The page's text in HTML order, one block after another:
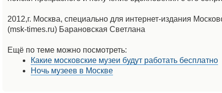
2012,г. Москва, специально для интернет-издания
(msk-times.ru) Барановская Светлана
Ещё по теме можно посмотреть:
Какие московские музеи будут работать бесплатно
Ночь музеев в Москве